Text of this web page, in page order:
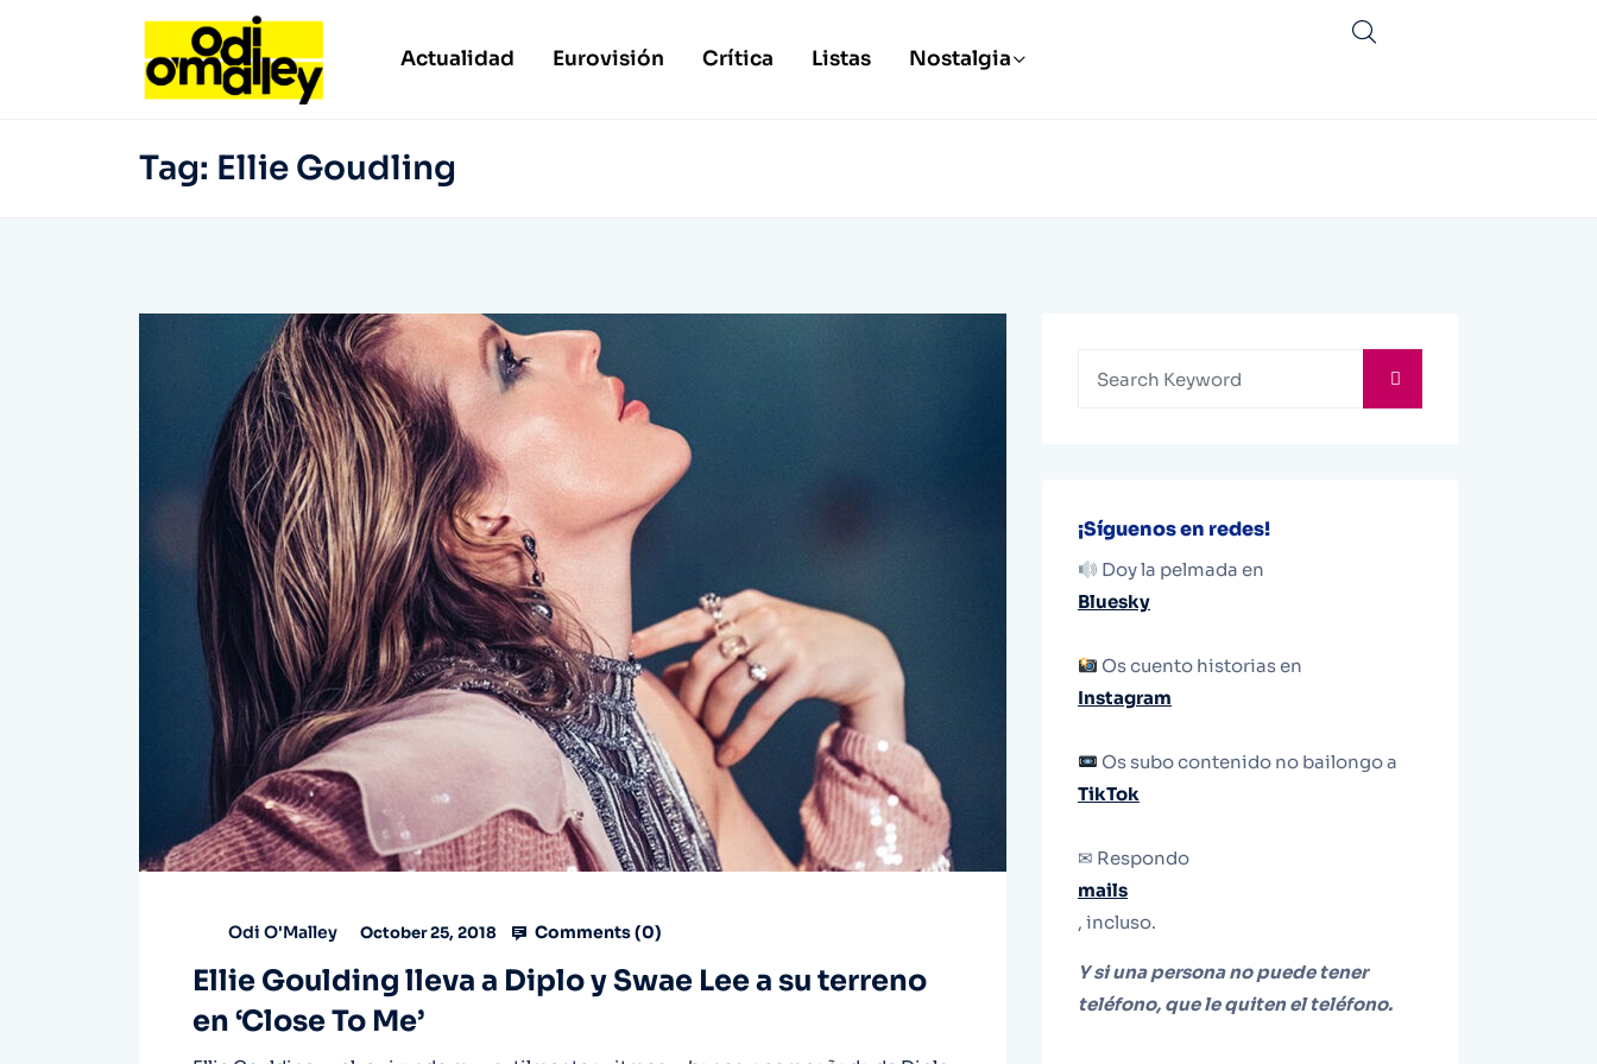
Actualidad Eurovisión Crítica Listas Nostalgia
Tag: Ellie Goudling
Odi O'Malley October 25, 2018 Comments (0)
Ellie Goulding lleva a Diplo y Swae Lee a su terreno
en ‘Close To Me’
¡Síguenos en redes!
Doy la pelmada en
Bluesky
Os cuento historias en
Instagram
Os subo contenido no bailongo a
TikTok
✉ Respondo
mails
, incluso.
Y si una persona no puede tener
teléfono, que le quiten el teléfono.